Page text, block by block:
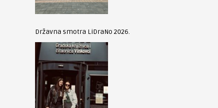
Državna smotra LiDraNo 2026.